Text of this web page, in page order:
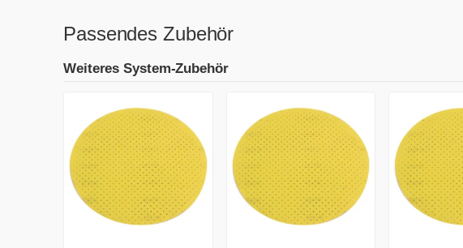
Passendes Zubehör
Weiteres System-Zubehör